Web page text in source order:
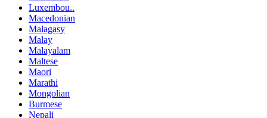
Luxembou..
Macedonian
Malagasy
Malay
Malayalam
Maltese
Maori
Marathi
Mongolian
Burmese
Nepali